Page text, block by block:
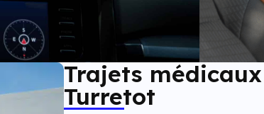
Trajets
Turretot